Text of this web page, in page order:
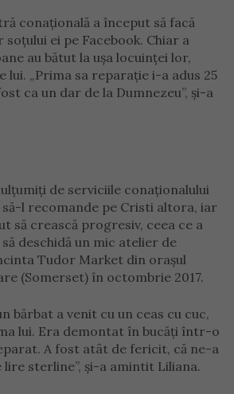
conațională a început să facă
ei pe Facebook. Chiar a
au bătut la ușa locuinței lor,
lui. „Prima sa reparație i-a adus 25
ca un dar de la Dumnezeu”, și-a
de serviciile conaționalului
l recomande pe Cristi altora, iar
să crească progresiv, ceea ce a
deschidă un mic atelier de
Tudor Market din orașul
(Somerset) în octombrie 2017.
bărbat a venit cu un ceas cu cuc,
lui. Era demontat în bucăți într-o
A fost atât de fericit, că ne-a
sterline”, și-a amintit Liliana.